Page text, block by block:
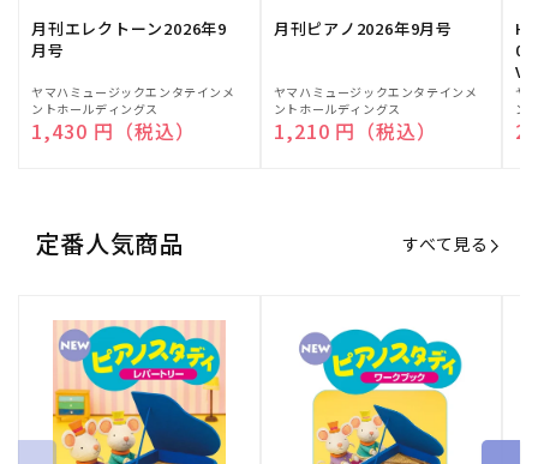
月刊エレクトーン2026年9
月号
販
売
元:
ヤマハミュージックエンタテインメ
ントホールディングス
通常価格
1,430 円（税込）
月刊ピアノ2026年9月号
販
売
元:
ヤマハミュージックエンタテインメ
ントホールディングス
通常価格
1,210 円（税込）
販
売
元:
ヤ
ン
定番人気商品 すべて見る